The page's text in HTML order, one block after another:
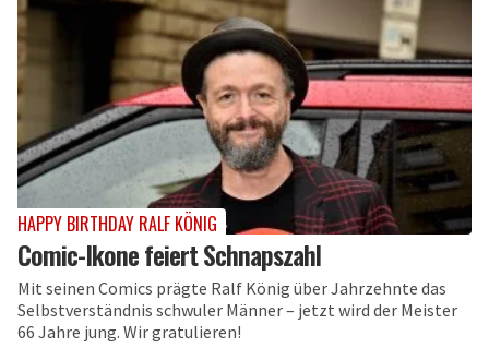
HAPPY BIRTHDAY RALF KÖNIG
Comic-Ikone feiert Schnapszahl
Mit seinen Comics prägte Ralf König über Jahrzehnte das
Selbstverständnis schwuler Männer – jetzt wird der Meister
66 Jahre jung. Wir gratulieren!